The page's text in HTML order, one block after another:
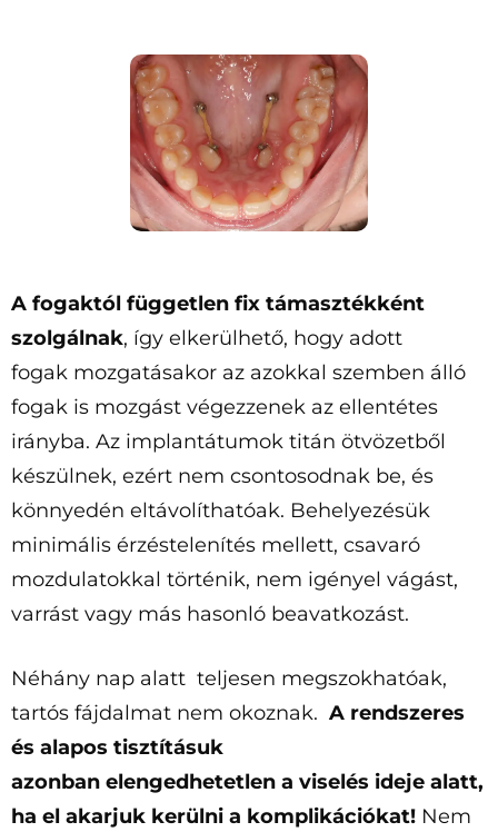
A fogaktól független fix támasztékként
szolgálnak, így elkerülhető, hogy adott
fogak mozgatásakor az azokkal szemben álló
fogak is mozgást végezzenek az ellentétes
irányba. Az implantátumok titán ötvözetből
készülnek, ezért nem csontosodnak be, és
könnyedén eltávolíthatóak. Behelyezésük
minimális érzéstelenítés mellett, csavaró
mozdulatokkal történik, nem igényel vágást,
varrást vagy más hasonló beavatkozást.
Néhány nap alatt teljesen megszokhatóak,
tartós fájdalmat nem okoznak. A rendszeres
és alapos tisztításuk
azonban elengedhetetlen a viselés ideje alatt,
ha el akarjuk kerülni a komplikációkat! Nem